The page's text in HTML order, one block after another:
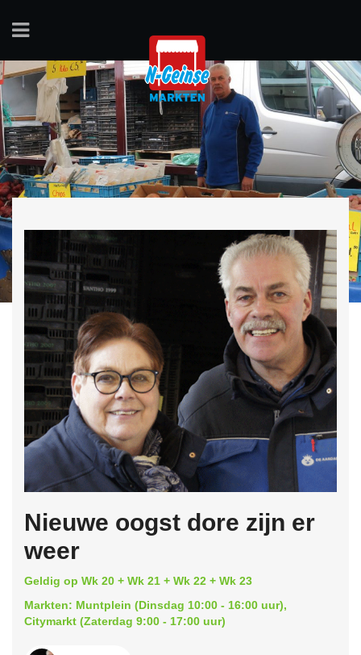
Nieuwe oogst dore zijn er
weer
Geldig op Wk 20 + Wk 21 + Wk 22 + Wk 23
Markten: Muntplein (Dinsdag 10:00 - 16:00 uur),
Citymarkt (Zaterdag 9:00 - 17:00 uur)